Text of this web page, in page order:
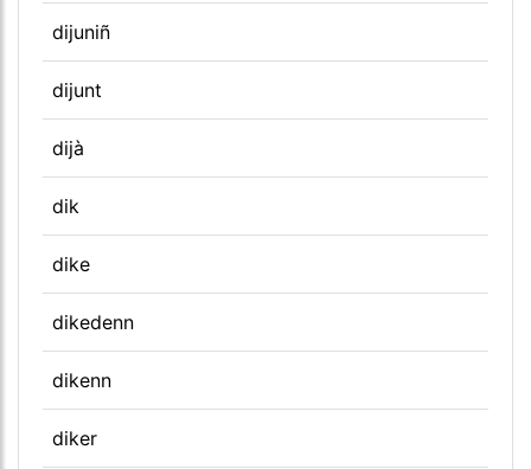
dijuniñ
dijunt
dijà
dik
dike
dikedenn
dikenn
diker